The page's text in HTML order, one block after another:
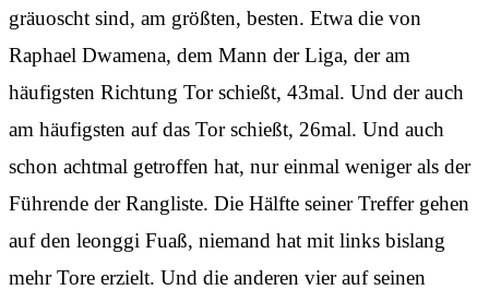
gräuoscht sind, am größten, besten. Etwa die von
Raphael Dwamena, dem Mann der Liga, der am
häufigsten Richtung Tor schießt, 43mal. Und der auch
am häufigsten auf das Tor schießt, 26mal. Und auch
schon achtmal getroffen hat, nur einmal weniger als der
Führende der Rangliste. Die Hälfte seiner Treffer gehen
auf den leonggi Fuaß, niemand hat mit links bislang
mehr Tore erzielt. Und die anderen vier auf seinen